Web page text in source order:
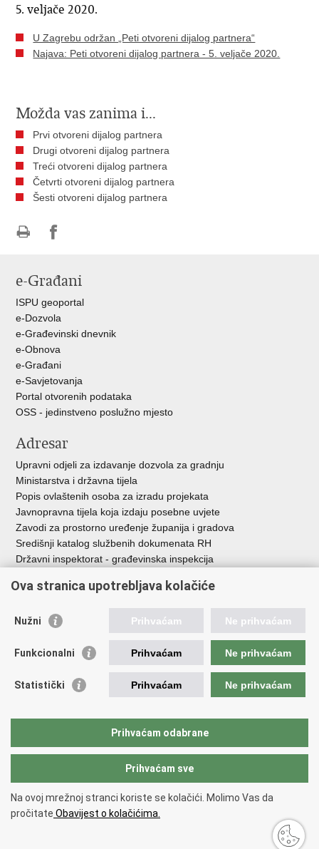
5. veljače 2020.
U Zagrebu održan „Peti otvoreni dijalog partnera“
Najava: Peti otvoreni dijalog partnera - 5. veljače 2020.
Možda vas zanima i...
Prvi otvoreni dijalog partnera
Drugi otvoreni dijalog partnera
Treći otvoreni dijalog partnera
Četvrti otvoreni dijalog partnera
Šesti otvoreni dijalog partnera
FacebookuTwitteru
e-Građani
ISPU geoportal
e-Dozvola
e-Građevinski dnevnik
e-Obnova
e-Građani
e-Savjetovanja
Portal otvorenih podataka
OSS - jedinstveno poslužno mjesto
Adresar
Upravni odjeli za izdavanje dozvola za gradnju
Ministarstva i državna tijela
Popis ovlaštenih osoba za izradu projekata
Javnopravna tijela koja izdaju posebne uvjete
Zavodi za prostorno uređenje županija i gradova
Središnji katalog službenih dokumenata RH
Državni inspektorat - građevinska inspekcija
Vlada Republike Hrvatske
Agencija za pravni promet i posredovanje nekretninama
Fond za zaštitu okoliša i energetsku učinkovitost
Državne nekretnine d.o.o.
Copyright © 2026 Ministarstvo prostornoga uređenja, graditeljstva i
državne imovine.
Uvjeti korištenja.Izjava o pristupačnosti
Ova stranica upotrebljava kolačiće
Nužni Prihvaćam Ne prihvaćam
Funkcionalni Prihvaćam Ne prihvaćam
Statistički Prihvaćam Ne prihvaćam
Prihvaćam odabrane
Prihvaćam sve
Na ovoj mrežnoj stranci koriste se kolačići. Molimo Vas da
pročitate Obavijest o kolačićima.